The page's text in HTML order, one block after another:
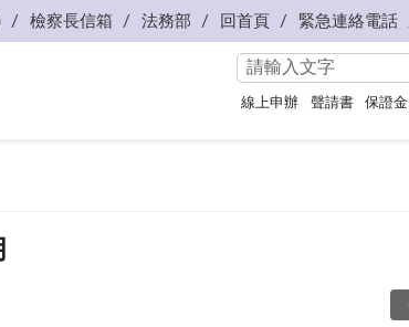
檢察長信箱 法務部 回首頁 緊急連絡電話
線上申辦 聲請書 保證金